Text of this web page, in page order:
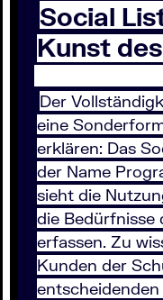
Social
Kunst
Der
eine
erklären: Das
der Name
sieht die
die Bedürfnisse
erfassen. Zu
Kunden der